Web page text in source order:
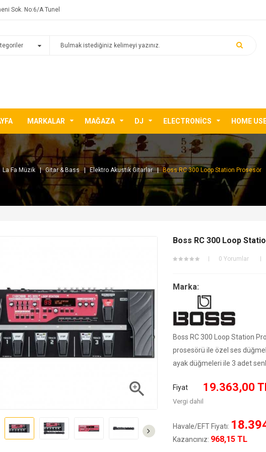
Sok. No:6/A Tunel
MARKALAR MAĞAZA DJ ELECTRONICS HOME
La Fa Müzik Gitar & Bass Elektro Akustik Gitarlar Boss RC 300 Loop Station Prosesör

Boss RC 300 Loop
0 Yorumlar
Marka:
Boss RC 300 Loop Station
prosesörü ile özel ses
ayak düğmeleri ile 3 adet
Fiyat 19.363,00
Vergi dahil
Havale/EFT Fiyatı:
Kazancınız: 968,15 TL